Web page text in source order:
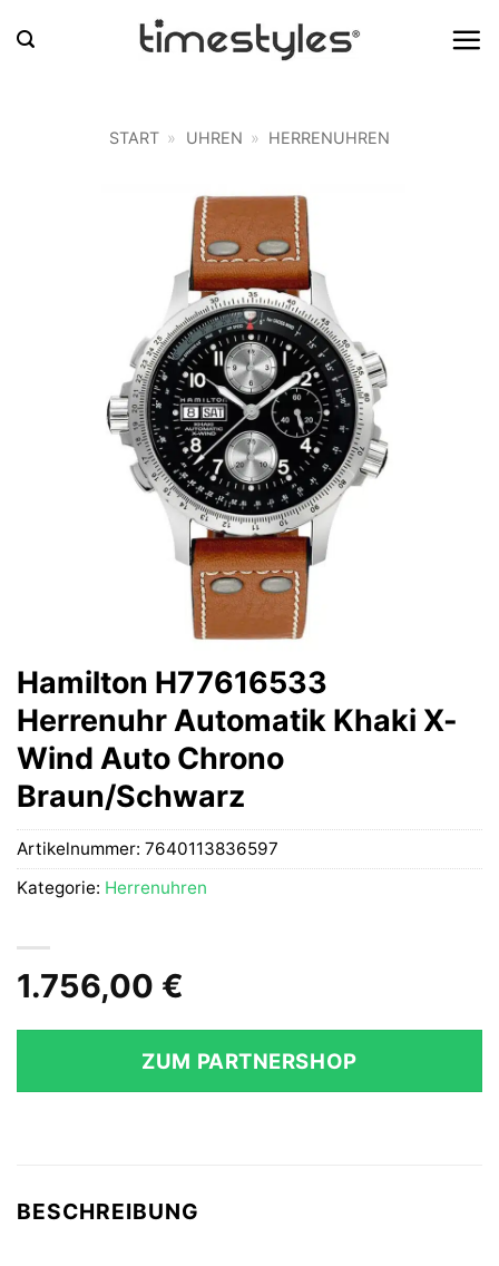
Inhalt
START » UHREN » HERRENUHREN
Hamilton H77616533
Herrenuhr Automatik Khaki X-
Wind Auto Chrono
Braun/Schwarz
1.756,00 €
ZUM PARTNERSHOP
Artikelnummer: 7640113836597
Kategorie: Herrenuhren
BESCHREIBUNG